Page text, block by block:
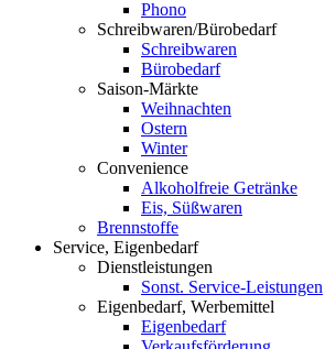
Phono
Schreibwaren/Bürobedarf
Schreibwaren
Bürobedarf
Saison-Märkte
Weihnachten
Ostern
Winter
Convenience
Alkoholfreie Getränke
Eis, Süßwaren
Brennstoffe
Service, Eigenbedarf
Dienstleistungen
Sonst. Service-Leistungen
Eigenbedarf, Werbemittel
Eigenbedarf